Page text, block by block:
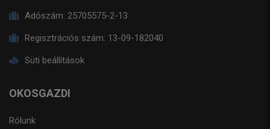
Adószám: 25705575-2-13
Regisztrációs szám: 13-09-182040
Süti beállítások
OKOSGAZDI
Rólunk